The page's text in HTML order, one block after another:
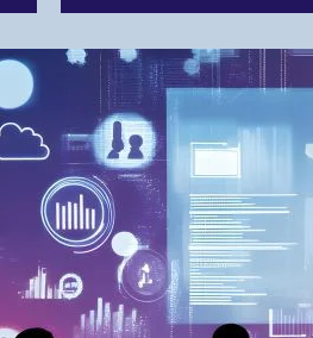
Birsfelden
Bolligen
Bonaduz
Bonstetten
Bottighofen
Bremgarten bei Bern
Brig-Glis
Bronschhofen